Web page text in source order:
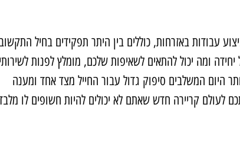
עבודות באזרחות, כוללים בין היתר תפקידים בחיל
ומה יכול להתאים לשאיפות שלכם, מומלץ לפנות
היום המשלבים סיפוק גדול עבור החייל מצד אחד ומענה
לעולם קריירה חדש שאתם לא יכולים להיות חשופים לו